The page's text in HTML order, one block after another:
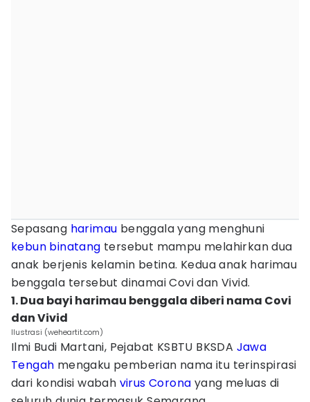
Sepasang harimau benggala yang menghuni
kebun binatang tersebut mampu melahirkan dua
anak berjenis kelamin betina. Kedua anak harimau
benggala tersebut dinamai Covi dan Vivid.
1. Dua bayi harimau benggala diberi nama Covi
dan Vivid
Ilustrasi (weheartit.com)
Ilmi Budi Martani, Pejabat KSBTU BKSDA Jawa
Tengah mengaku pemberian nama itu terinspirasi
dari kondisi wabah virus Corona yang meluas di